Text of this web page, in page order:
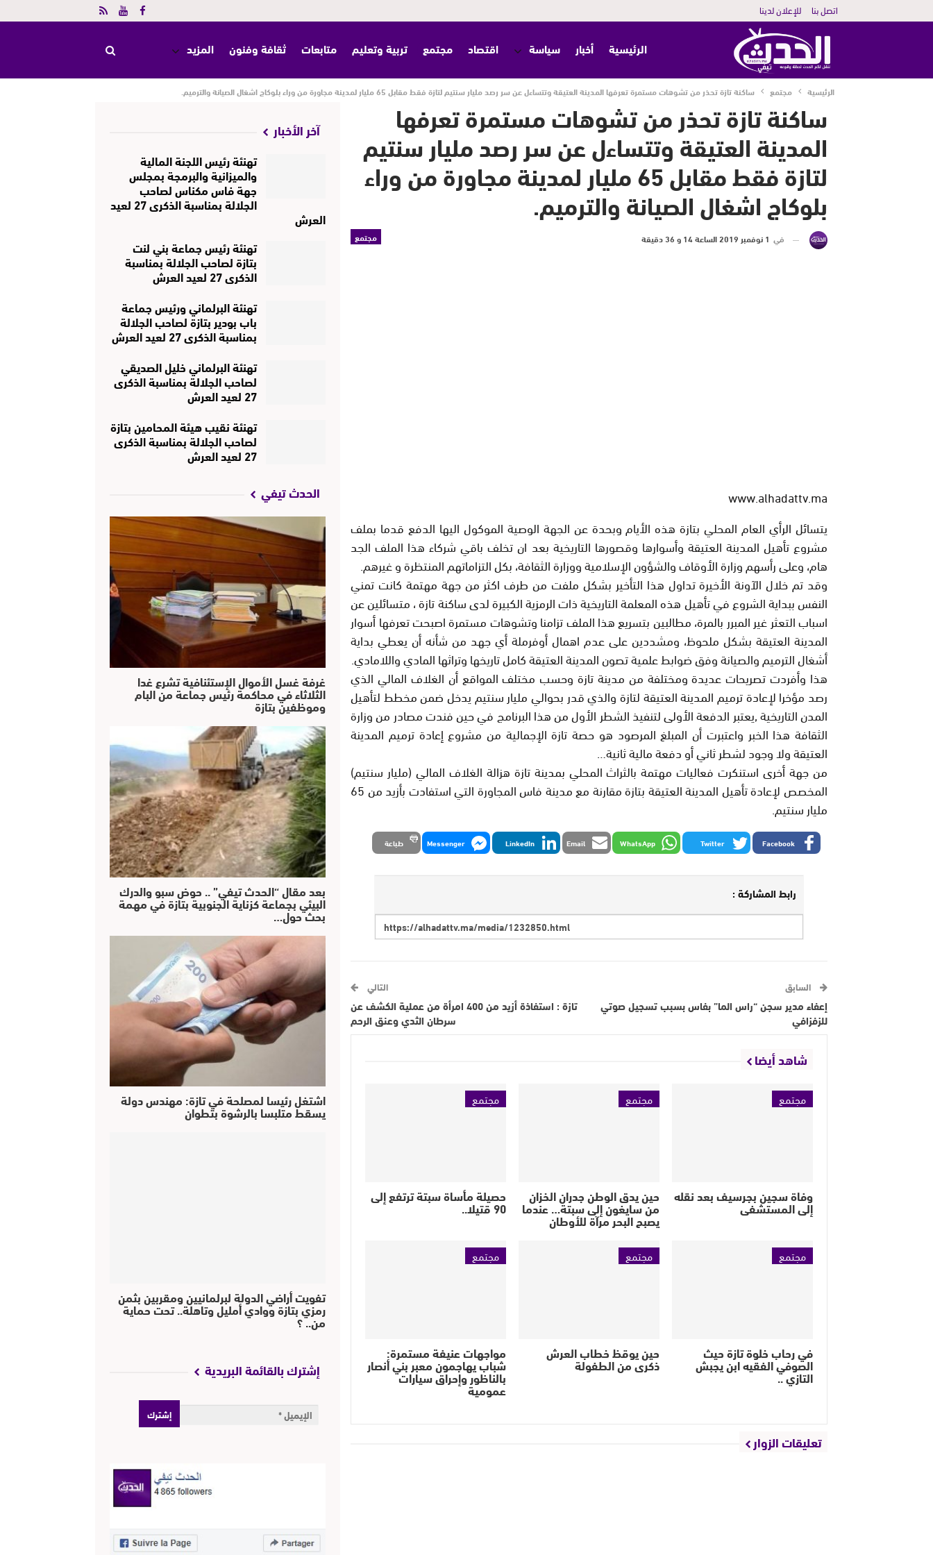
اتصل بنا للإعلان لدينا
الرئيسية أخبار سياسة اقتصاد مجتمع تربية وتعليم متابعات ثقافة وفنون المزيد
الرئيسية مجتمع ساكنة تازة تحذر من تشوهات مستمرة تعرفها المدينة العتيقة وتتساءل عن سر رصد مليار سنتيم لتازة فقط مقابل 65 مليار لمدينة مجاورة من وراء بلوكاج اشغال الصيانة والترميم.
ساكنة تازة تحذر من تشوهات مستمرة تعرفها
المدينة العتيقة وتتساءل عن سر رصد مليار سنتيم
لتازة فقط مقابل 65 مليار لمدينة مجاورة من وراء
بلوكاج اشغال الصيانة والترميم.
مجتمع في 1 نوفمبر 2019 الساعة 14 و 36 دقيقة
www.alhadattv.ma
يتسائل الرأي العام المحلي بتازة هذه الأيام وبحدة عن الجهة الوصية الموكول اليها الدفع قدما بملف
مشروع تأهيل المدينة العتيقة وأسوارها وقصورها التاريخية بعد ان تخلف باقي شركاء هذا الملف الجد
هام، وعلى رأسهم وزارة الأوقاف والشؤون الإسلامية ووزارة الثقافة، بكل التزاماتهم المنتظرة و غيرهم.
وقد تم خلال الآونة الأخيرة تداول هذا التأخير بشكل ملفت من طرف اكثر من جهة مهتمة كانت تمني
النفس ببداية الشروع في تأهيل هذه المعلمة التاريخية ذات الرمزية الكبيرة لدى ساكنة تازة ، متسائلين عن
اسباب التعثر غير المبرر بالمرة، مطالبين بتسريع هذا الملف تزامنا وتشوهات مستمرة اصبحت تعرفها أسوار
المدينة العتيقة بشكل ملحوظ، ومشددين على عدم اهمال أوفرملة أي جهد من شأنه أن يعطي بداية
أشغال الترميم والصيانة وفق ضوابط علمية تصون المدينة العتيقة كامل تاريخها وتراثها المادي واللامادي.
هذا وأفردت تصريحات عديدة ومختلفة من مدينة تازة وحسب مختلف المواقع أن الغلاف المالي الذي
رصد مؤخرا لإعادة ترميم المدينة العتيقة لتازة والذي قدر بحوالي مليار سنتيم يدخل ضمن مخطط لتأهيل
المدن التاريخية ,يعتبر الدفعة الأولى لتنفيذ الشطر الأول من هذا البرنامج في حين فندت مصادر من وزارة
الثقافة هذا الخبر واعتبرت أن المبلغ المرصود هو حصة تازة الإجمالية من مشروع إعادة ترميم المدينة
العتيقة ولا وجود لشطر ثاني أو دفعة مالية ثانية…
من جهة أخرى استنكرت فعاليات مهتمة بالثراث المحلي بمدينة تازة هزالة الغلاف المالي (مليار سنتيم)
المخصص لإعادة تأهيل المدينة العتيقة بتازة مقارنة مع مدينة فاس المجاورة التي استفادت بأزيد من 65
مليار سنتيم.
Facebook
Twitter
WhatsApp
Email
LinkedIn
Messenger طباعة
رابط المشاركة :
السابق
إعفاء مدير سجن “راس الما” بفاس بسبب تسجيل صوتي
للزفزافي
التالي
تازة : استفاذة أزيد من 400 امرأة من عملية الكشف عن
سرطان الثدي وعنق الرحم
شاهد أيضا
مجتمع
وفاة سجين بجرسيف بعد نقله
إلى المستشفى
مجتمع
حين يدق الوطن جدران الخزان
من سايغون إلى سبتة… عندما
يصبح البحر مرآة للأوطان
مجتمع
حصيلة مأساة سبتة ترتفع إلى
90 قتيلا..
مجتمع
في رحاب خلوة تازة حيث
الصوفي الفقيه ابن يجبش
التازي ..
مجتمع
حين يوقظ خطاب العرش
ذكرى من الطفولة
مجتمع
مواجهات عنيفة مستمرة:
شباب يهاجمون معبر بني أنصار
بالناظور وإحراق سيارات
عمومية
تعليقات الزوار
آخر الأخبار
تهنئة رئيس اللجنة المالية
والميزانية والبرمجة بمجلس
جهة فاس مكناس لصاحب
الجلالة بمناسبة الذكرى 27 لعيد
العرش
تهنئة رئيس جماعة بني لنت
بتازة لصاحب الجلالة بمناسبة
الذكرى 27 لعيد العرش
تهنئة البرلماني ورئيس جماعة
باب بودير بتازة لصاحب الجلالة
بمناسبة الذكرى 27 لعيد العرش
تهنئة البرلماني خليل الصديقي
لصاحب الجلالة بمناسبة الذكرى
27 لعيد العرش
تهنئة نقيب هيئة المحامين بتازة
لصاحب الجلالة بمناسبة الذكرى
27 لعيد العرش
الحدث تيفي
غرفة غسل الأموال الإستئنافية تشرع غدا
الثلاثاء في محاكمة رئيس جماعة من البام
وموظفين بتازة
بعد مقال “الحدث تيفي” .. حوض سبو والدرك
البيئي بجماعة كزناية الجنوبية بتازة في مهمة
بحث حول…
اشتغل رئيسا لمصلحة في تازة: مهندس دولة
يسقط متلبسا بالرشوة بتطوان
تفويت أراضي الدولة لبرلمانيين ومقربين بثمن
رمزي بتازة ووادي أمليل وتاهلة.. تحت حماية
من.. ؟
إشترك بالقائمة البريدية